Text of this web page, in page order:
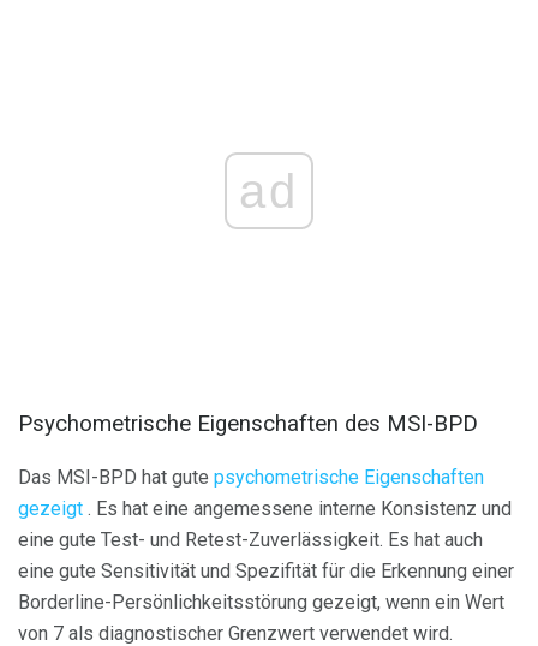
ad
Psychometrische Eigenschaften des MSI-BPD
Das MSI-BPD hat gute psychometrische Eigenschaften
gezeigt . Es hat eine angemessene interne Konsistenz und
eine gute Test- und Retest-Zuverlässigkeit. Es hat auch
eine gute Sensitivität und Spezifität für die Erkennung einer
Borderline-Persönlichkeitsstörung gezeigt, wenn ein Wert
von 7 als diagnostischer Grenzwert verwendet wird.